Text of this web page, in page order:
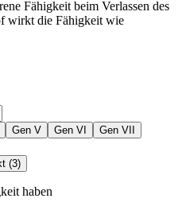
Fähigkeit beim Verlassen des
wirkt die Fähigkeit wie
Gen V Gen VI
Gen VII
(3)
haben